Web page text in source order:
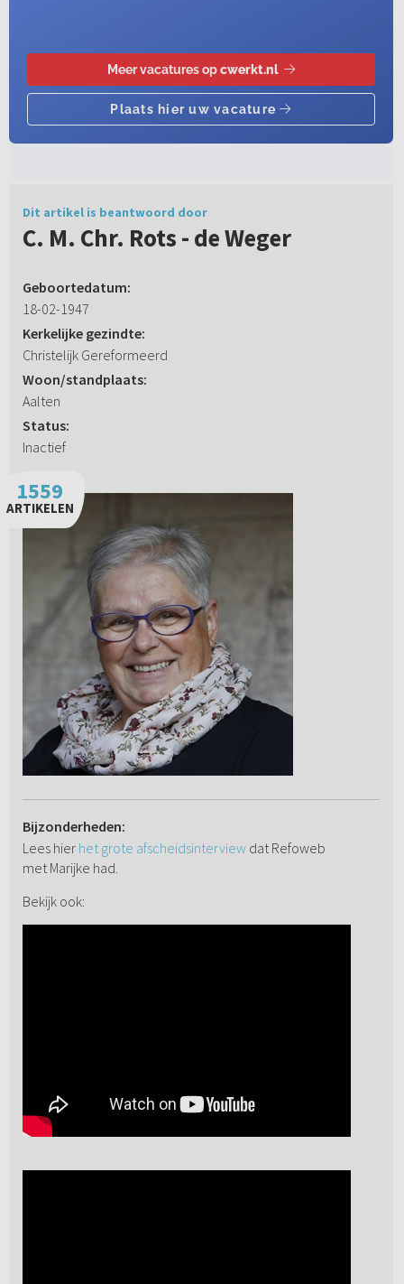
Dit artikel is beantwoord door
C. M. Chr. Rots - de Weger
Geboortedatum:
18-02-1947
Kerkelijke gezindte:
Christelijk Gereformeerd
Woon/standplaats:
Aalten
Status:
Inactief
1559
ARTIKELEN
Bijzonderheden:
Lees hier het grote afscheidsinterviewdat Refoweb
met Marijke had.
Bekijk ook: